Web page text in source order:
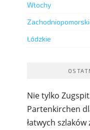
Włochy
Łódzkie
Nie tylko
Partenkirchen
łatwych